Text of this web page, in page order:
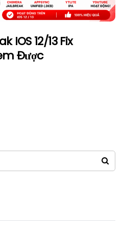
IOS 12/13 Fix
Được